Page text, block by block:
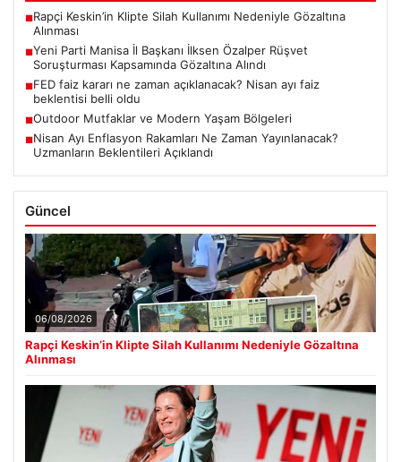
■Rapçi Keskin’in Klipte Silah Kullanımı Nedeniyle Gözaltına
Alınması
■Yeni Parti Manisa İl Başkanı İlksen Özalper Rüşvet
Soruşturması Kapsamında Gözaltına Alındı
■FED faiz kararı ne zaman açıklanacak? Nisan ayı faiz
beklentisi belli oldu
■Outdoor Mutfaklar ve Modern Yaşam Bölgeleri
■Nisan Ayı Enflasyon Rakamları Ne Zaman Yayınlanacak?
Uzmanların Beklentileri Açıklandı
Güncel
06/08/2026
Rapçi Keskin’in Klipte Silah Kullanımı Nedeniyle Gözaltına
Alınması